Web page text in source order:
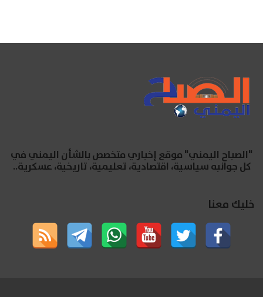
"الصباح اليمني" موقع إخباري متخصص بالشأن اليمني في
كل جوانبه سياسية، اقتصادية، تعليمية، تاريخية، عسكرية..
خليك معنا